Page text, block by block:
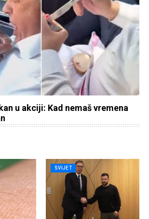
u akciji: Kad nemaš vremena
SVIJET